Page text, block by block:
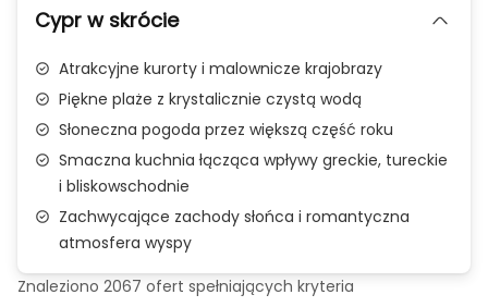
Cypr w skrócie
Atrakcyjne kurorty i malownicze krajobrazy
Piękne plaże z krystalicznie czystą wodą
Słoneczna pogoda przez większą część roku
Smaczna kuchnia łącząca wpływy greckie, tureckie
i bliskowschodnie
Zachwycające zachody słońca i romantyczna
atmosfera wyspy
Znaleziono 2067 ofert spełniających kryteria